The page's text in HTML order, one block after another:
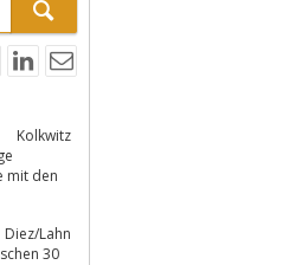
Kolkwitz
mit den
Diez/Lahn
30